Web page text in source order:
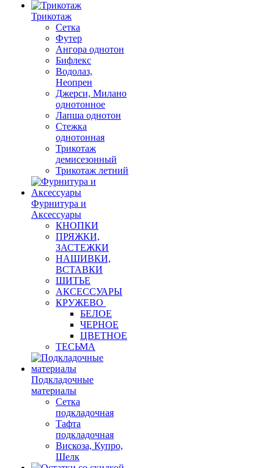
Трикотаж
Сетка
Футер
Ангора однотон
Бифлекс
Водолаз,
Неопрен
Джерси, Милано
однотонное
Лапша однотон
Стежка
однотонная
Трикотаж
демисезонный
Трикотаж летний
Фурнитура и
Аксессуары
КНОПКИ
ПРЯЖКИ,
ЗАСТЕЖКИ
НАШИВКИ,
ВСТАВКИ
ШИТЬЕ
АКСЕССУАРЫ
КРУЖЕВО
БЕЛОЕ
ЧЕРНОЕ
ЦВЕТНОЕ
ТЕСЬМА
Подкладочные
материалы
Сетка
подкладочная
Тафта
подкладочная
Вискоза, Купро,
Шелк